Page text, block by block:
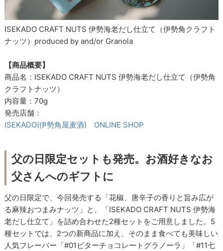
ISEKADO CRAFT NUTS 伊勢海老だし仕立て（伊勢角クラフト
ナッツ）produced by and/or Granola
【商品概要】
商品名：ISEKADO CRAFT NUTS 伊勢海老だし仕立て（伊勢角
クラフトナッツ）
内容量：70g
発売店舗：
ISEKADO(伊勢角屋麦酒) ONLINE SHOP
父の日限定セットも発売。お酒好きなお
父さんへのギフトに
父の日限定で、今回発売する「花椒、唐辛子の香りと旨み広が
る麻辣おつまみナッツ」と、「ISEKADO CRAFT NUTS 伊勢海
老だし仕立て」を詰め合わせた2種セットをご用意しました。5
種セットでは、2つの新商品に加え、そのまま食べても美味しい
人気フレーバー「#01ビターチョコレートグラノーラ」「#11七